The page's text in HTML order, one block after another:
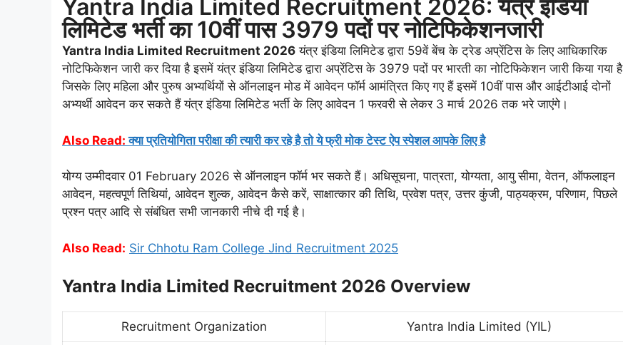
Yantra India Limited Recruitment 2026: यंत्र इंडिया
लिमिटेड भर्ती का 10वीं पास 3979 पदों पर नोटिफिकेशनजारी
Yantra India Limited Recruitment 2026 यंत्र इंडिया लिमिटेड द्वारा 59वें बेंच के ट्रेड अप्रेंटिस के लिए आधिकारिक
नोटिफिकेशन जारी कर दिया है इसमें यंत्र इंडिया लिमिटेड द्वारा अप्रेंटिस के 3979 पदों पर भारती का नोटिफिकेशन जारी किया गया है
जिसके लिए महिला और पुरुष अभ्यर्थियों से ऑनलाइन मोड में आवेदन फॉर्म आमंत्रित किए गए हैं इसमें 10वीं पास और आईटीआई दोनों
अभ्यर्थी आवेदन कर सकते हैं यंत्र इंडिया लिमिटेड भर्ती के लिए आवेदन 1 फरवरी से लेकर 3 मार्च 2026 तक भरे जाएंगे।
Also Read: क्या प्रतियोगिता परीक्षा की त्यारी कर रहे है तो ये फ्री मोक टेस्ट ऐप स्पेशल आपके लिए है
योग्य उम्मीदवार 01 February 2026 से ऑनलाइन फॉर्म भर सकते हैं। अधिसूचना, पात्रता, योग्यता, आयु सीमा, वेतन, ऑफलाइन
आवेदन, महत्वपूर्ण तिथियां, आवेदन शुल्क, आवेदन कैसे करें, साक्षात्कार की तिथि, प्रवेश पत्र, उत्तर कुंजी, पाठ्यक्रम, परिणाम, पिछले
प्रश्न पत्र आदि से संबंधित सभी जानकारी नीचे दी गई है।
Also Read: Sir Chhotu Ram College Jind Recruitment 2025
Yantra India Limited Recruitment 2026 Overview
Recruitment Organization Yantra India Limited (YIL)